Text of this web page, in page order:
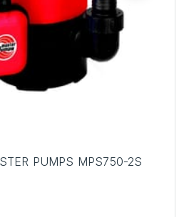
PUMPS MPS750-2S